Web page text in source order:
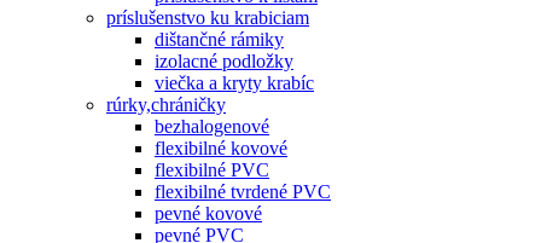
príslušenstvo ku krabiciam
dištančné rámiky
izolacné podložky
viečka a kryty krabíc
rúrky,chráničky
bezhalogenové
flexibilné kovové
flexibilné PVC
flexibilné tvrdené PVC
pevné kovové
pevné PVC